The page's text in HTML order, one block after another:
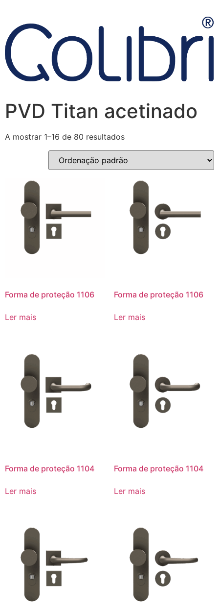
PVD Titan acetinado
A mostrar 1–16 de 80 resultados
Forma de proteção 1106
Ler mais
Forma de proteção 1106
Ler mais
Forma de proteção 1104
Ler mais
Forma de proteção 1104
Ler mais